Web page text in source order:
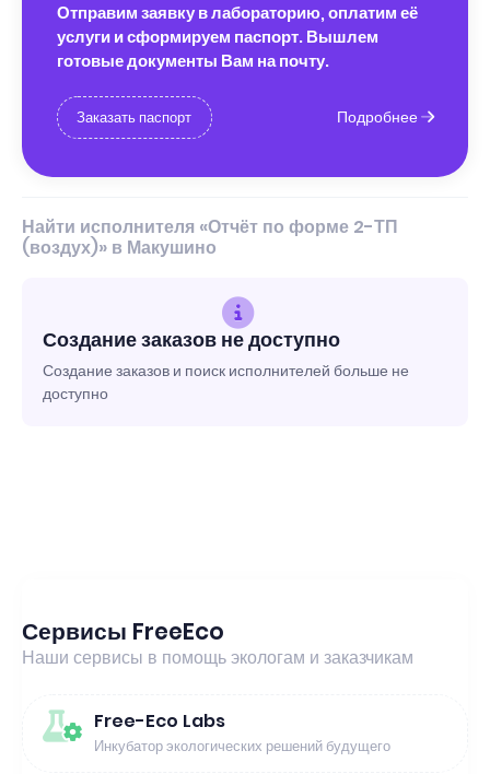
Отправим заявку в лабораторию, оплатим её
услуги и сформируем паспорт. Вышлем
готовые документы Вам на почту.
Заказать паспорт Подробнее
Найти исполнителя «Отчёт по форме 2-ТП
(воздух)» в Макушино
Создание заказов не доступно
Создание заказов и поиск исполнителей больше не
доступно
Сервисы FreeEco
Наши сервисы в помощь экологам и заказчикам
Free-Eco Labs
Инкубатор экологических решений будущего